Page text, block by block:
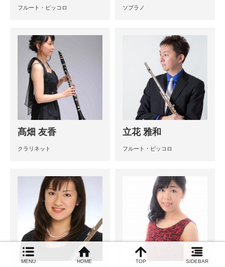
フルート・ピッコロ ソプラノ
髙畑 友香
クラリネット
立花 雅和
フルート・ピッコロ
MENU HOME TOP SIDEBAR